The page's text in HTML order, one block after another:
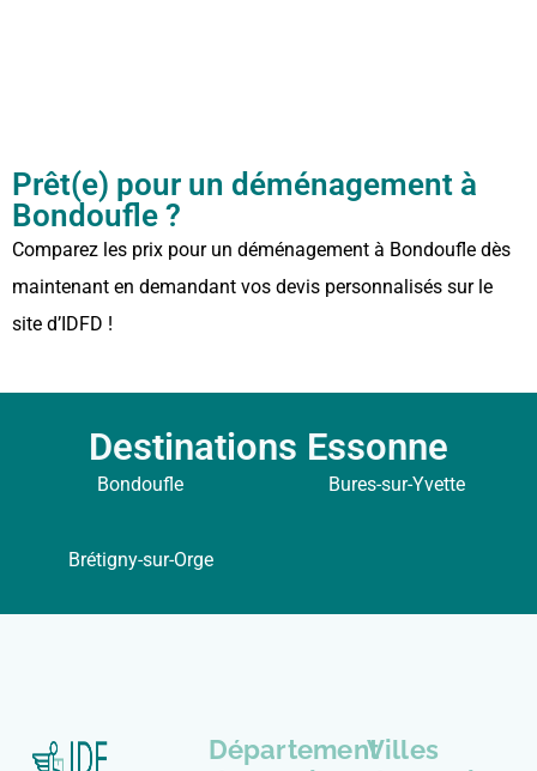
Prêt(e) pour un déménagement à
Bondoufle ?
Comparez les prix pour un déménagement à Bondoufle dès
maintenant en demandant vos devis personnalisés sur le
site d’IDFD !
Destinations Essonne
Bondoufle
Brétigny-sur-Orge
Bures-sur-Yvette
DépartementVilles